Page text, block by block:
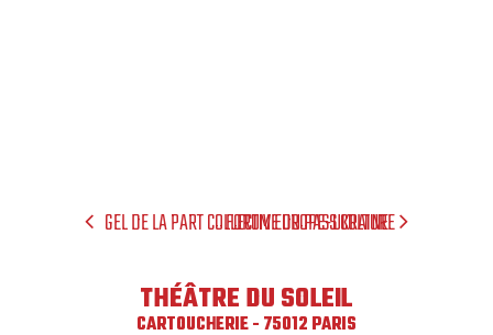
GEL DE LA PART COLLECTIVE DU PASS CULTURE
FORUM EUROPE-UKRAINE
THÉÂTRE DU SOLEIL
CARTOUCHERIE - 75012 PARIS